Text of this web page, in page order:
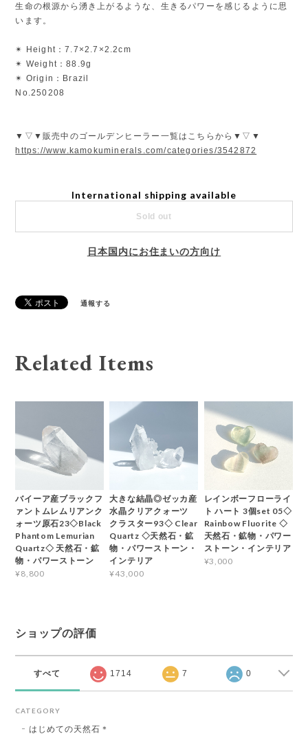
生命の根源から湧き上がるような、生きるパワーを感じるように思
います。
✴︎ Height：7.7×2.7×2.2cm
✴︎ Weight：88.9g
✴︎ Origin：Brazil
No.250208
▼▽▼販売中のゴールデンヒーラー一覧はこちらから▼▽▼
https://www.kamokuminerals.com/categories/3542872
International shipping available
Sold out
日本国内にお住まいの方向け
通報する
Related Items
バイーア産ブラックフ
ァントムレムリアンク
ォーツ原石23◇Black
Phantom Lemurian
Quartz◇ 天然石・鉱
物・パワーストーン
¥8,800
大きな結晶◎ゼッカ産
水晶クリアクォーツ
クラスター93◇ Clear
Quartz ◇天然石・鉱
物・パワーストーン・
インテリア
¥43,000
レインボーフローライ
ト ハート 3個set 05◇
Rainbow Fluorite ◇
天然石・鉱物・パワー
ストーン・インテリア
¥3,000
ショップの評価
すべて 1714 7 0
CATEGORY
はじめての天然石＊